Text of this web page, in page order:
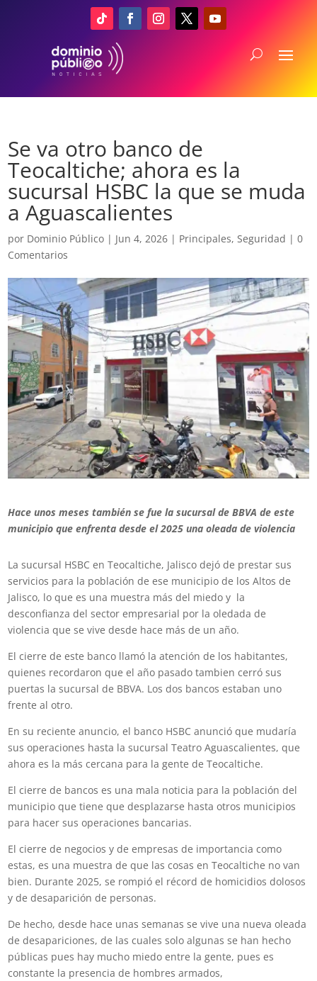
Se va otro banco de
Teocaltiche; ahora es la
sucursal HSBC la que se muda
a Aguascalientes
por Dominio Público | Jun 4, 2026 | Principales,Seguridad |0
Comentarios
Hace unos meses también se fue la sucursal de BBVA de este
municipio que enfrenta desde el 2025 una oleada de violencia
La sucursal HSBC en Teocaltiche, Jalisco dejó de prestar sus
servicios para la población de ese municipio de los Altos de
Jalisco, lo que es una muestra más del miedo y la
desconfianza del sector empresarial por la oledada de
violencia que se vive desde hace más de un año.
El cierre de este banco llamó la atención de los habitantes,
quienes recordaron que el año pasado tambien cerró sus
puertas la sucursal de BBVA. Los dos bancos estaban uno
frente al otro.
En su reciente anuncio, el banco HSBC anunció que mudaría
sus operaciones hasta la sucursal Teatro Aguascalientes, que
ahora es la más cercana para la gente de Teocaltiche.
El cierre de bancos es una mala noticia para la población del
municipio que tiene que desplazarse hasta otros municipios
para hacer sus operaciones bancarias.
El cierre de negocios y de empresas de importancia como
estas, es una muestra de que las cosas en Teocaltiche no van
bien. Durante 2025, se rompió el récord de homicidios dolosos
y de desaparición de personas.
De hecho, desde hace unas semanas se vive una nueva oleada
de desapariciones, de las cuales solo algunas se han hecho
públicas pues hay mucho miedo entre la gente, pues es
constante la presencia de hombres armados,